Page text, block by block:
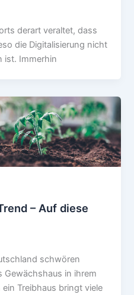
derart veraltet, dass
die Digitalisierung nicht
ist. Immerhin
– Auf diese
schwören
Gewächshaus in ihrem
Treibhaus bringt viele